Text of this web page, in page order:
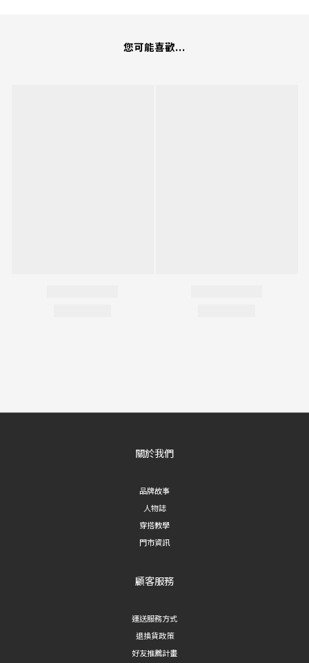
您可能喜歡...
關於我們
品牌故事
人物誌
穿搭教學
門市資訊
顧客服務
運送服務方式
退換貨政策
好友推薦計畫